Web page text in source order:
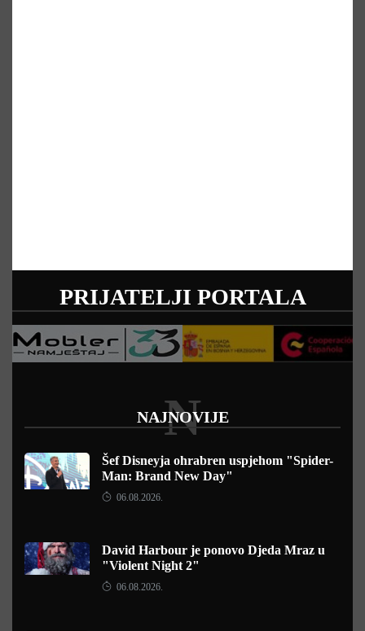
PRIJATELJI PORTALA
NAJNOVIJE
N
Šef Disneyja ohrabren uspjehom "Spider-
Man: Brand New Day"
06.08.2026.
David Harbour je ponovo Djeda Mraz u
"Violent Night 2"
06.08.2026.